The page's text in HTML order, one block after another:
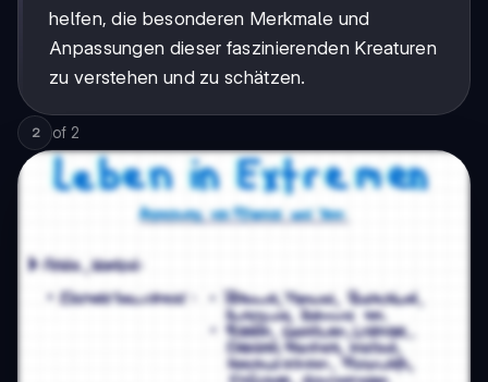
helfen, die besonderen Merkmale und
Anpassungen dieser faszinierenden Kreaturen
zu verstehen und zu schätzen.
2 of 2